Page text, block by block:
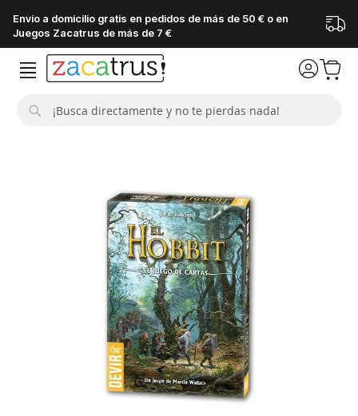
Envío a domicilio gratis en pedidos de más de 50 € o en
Juegos Zacatrus de más de 7 €